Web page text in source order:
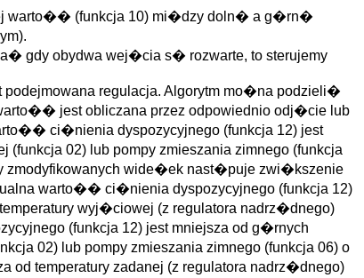
warto�� (funkcja 10) mi�dzy doln� a g�rn�
gdy obydwa wej�cia s� rozwarte, to sterujemy
regulacja. Algorytm mo�na podzieli�
jest obliczana przez odpowiednio odj�cie lub
ci�nienia dyspozycyjnego (funkcja 12) jest
02) lub pompy zmieszania zimnego (funkcja
zmodyfikowanych wide�ek nast�puje zwi�kszenie
warto�� ci�nienia dyspozycyjnego (funkcja 12)
wyj�ciowej (z regulatora nadrz�dnego)
(funkcja 12) jest mniejsza od g�rnych
02) lub pompy zmieszania zimnego (funkcja 06) o
temperatury zadanej (z regulatora nadrz�dnego)